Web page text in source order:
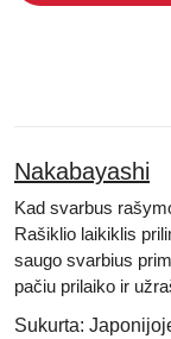
Nakabayashi
Kad svarbus
Rašiklio laikiklis
saugo svarbius
pačiu prilaiko ir
Sukurta: